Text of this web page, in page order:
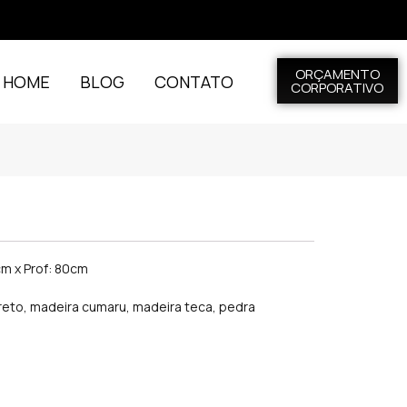
BLOG CONTATO ORÇAMENTO
CORPORATIVO
x Prof: 80cm
madeira cumaru, madeira teca, pedra